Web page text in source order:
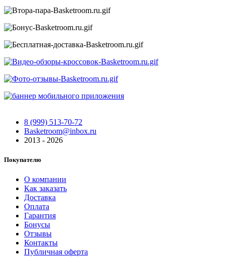
8 (999) 513-70-72
Basketroom@inbox.ru
2013 - 2026
Покупателю
О компании
Как заказать
Доставка
Оплата
Гарантия
Бонусы
Отзывы
Контакты
Публичная оферта